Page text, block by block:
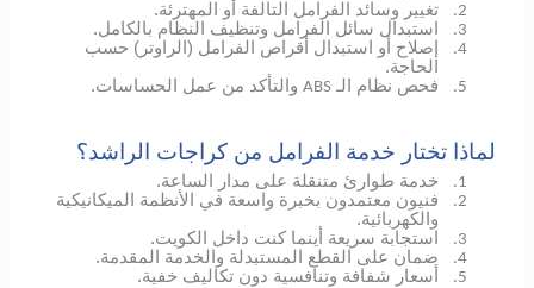
2. تغيير وسائد الفرامل التالفة أو المهترئة.
3. استبدال سائل الفرامل وتنظيف النظام بالكامل.
4.
إصلاح أو استبدال أقراص الفرامل (الراوتر) حسب
الحاجة.
5. فحص نظام الـABS والتأكد من عمل الحساسات.
لماذا تختار خدمة الفرامل من كراجات الراشد؟
1. خدمة طوارئ متنقلة على مدار الساعة.
2.
فنيون معتمدون بخبرة واسعة في الأنظمة الميكانيكية
والكهربائية.
3. استجابة سريعة أينما كنت داخل الكويت.
4. ضمان على القطع المستبدلة والخدمة المقدمة.
5. أسعار شفافة وتنافسية دون تكاليف خفية.